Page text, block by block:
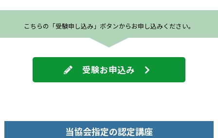
こちらの「受験申し込み」ボタンからお申し込みください。
受験お申込み
当協会指定の認定講座